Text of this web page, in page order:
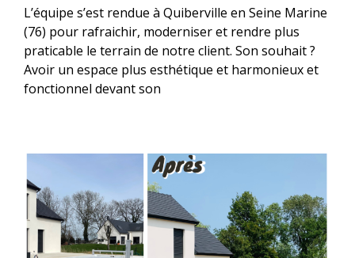
L’équipe s’est rendue à Quiberville en Seine Marine
(76) pour rafraichir, moderniser et rendre plus
praticable le terrain de notre client. Son souhait ?
Avoir un espace plus esthétique et harmonieux et
fonctionnel devant son